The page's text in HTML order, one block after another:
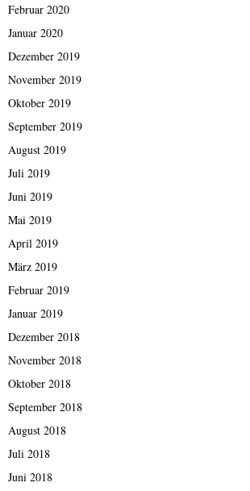
Februar 2020
Januar 2020
Dezember 2019
November 2019
Oktober 2019
September 2019
August 2019
Juli 2019
Juni 2019
Mai 2019
April 2019
März 2019
Februar 2019
Januar 2019
Dezember 2018
November 2018
Oktober 2018
September 2018
August 2018
Juli 2018
Juni 2018